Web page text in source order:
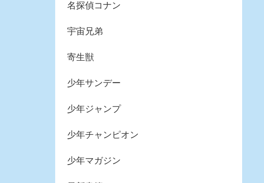
名探偵コナン
宇宙兄弟
寄生獣
少年サンデー
少年ジャンプ
少年チャンピオン
少年マガジン